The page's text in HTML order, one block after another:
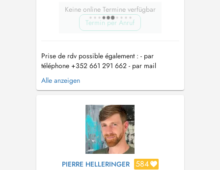
Keine online Termine verfügbar
Termin per Anruf
Prise de rdv possible également : - par
téléphone +352 661 291 662 - par mail
mdestombes.osteopathe@gmail.com
ATTENTION - CHANGEMENT D'ADRESSE AU
Luxembourg Prix de la consultation : 95 euros -
100 euros à compter du 1er Juin 2026 2018-
2026 : Ostéopa...
Alle anzeigen
PIERRE HELLERINGER 584